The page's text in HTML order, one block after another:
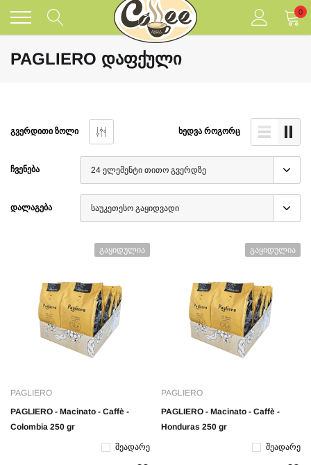
გადასვლა
0
PAGLIERO ᲓᲐᲤᲥᲣᲚᲘ
ᲒᲕᲔᲠᲓᲘᲗᲘ ᲖᲝᲚᲘ ᲮᲔᲓᲕᲐ ᲠᲝᲒᲝᲠᲪ
ᲩᲕᲔᲜᲔᲑᲐ
ᲓᲐᲚᲐᲒᲔᲑᲐ
Გაყიდულია
PAGLIERO
PAGLIERO - Macinato - Caffè -
Colombia 250 gr
Შეადარე
Გაყიდულია
PAGLIERO
PAGLIERO - Macinato - Caffè -
Honduras 250 gr
Შეადარე